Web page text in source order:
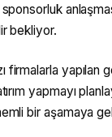
bekliyor.
firmalarla yapılan
yapmayı
bir aşamaya